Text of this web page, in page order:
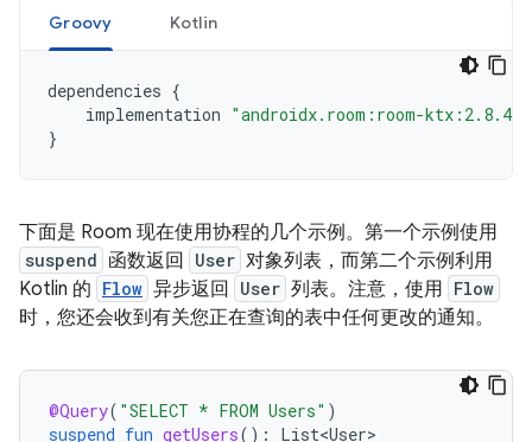
Groovy Kotlin
dependencies {
implementation "androidx.room:room-ktx:2.8.4"
}
下面是 Room 现在使用协程的几个示例。第一个示例使用
suspend 函数返回 User 对象列表，而第二个示例利用
Kotlin 的 Flow 异步返回 User 列表。注意，使用 Flow
时，您还会收到有关您正在查询的表中任何更改的通知。
@Query( "SELECT * FROM Users" )
suspend fun getUsers(): List<User>